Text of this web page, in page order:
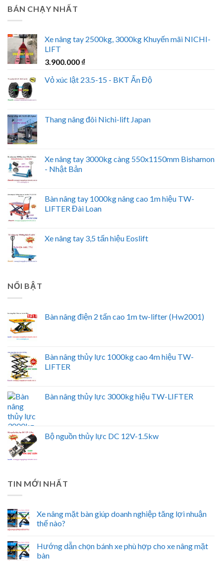
BÁN CHẠY NHẤT
Xe nâng tay 2500kg, 3000kg Khuyến mãi NICHI-
LIFT
3.900.000 ₫
Vỏ xúc lật 23.5-15 - BKT Ấn Độ
Thang nâng đôi Nichi-lift Japan
Xe nâng tay 3000kg càng 550x1150mm Bishamon
- Nhật Bản
Bàn nâng tay 1000kg nâng cao 1m hiệu TW-
LIFTER Đài Loan
Xe nâng tay 3,5 tấn hiệu Eoslift
NỔI BẬT
Bàn nâng điện 2 tấn cao 1m tw-lifter (Hw2001)
Bàn nâng thủy lực 1000kg cao 4m hiệu TW-
LIFTER
Bàn nâng thủy lực 3000kg hiệu TW-LIFTER
Bộ nguồn thủy lực DC 12V-1.5kw
TIN MỚI NHẤT
Xe nâng mặt bàn giúp doanh nghiệp tăng lợi nhuận
thế nào?
Hướng dẫn chọn bánh xe phù hợp cho xe nâng mặt
bàn